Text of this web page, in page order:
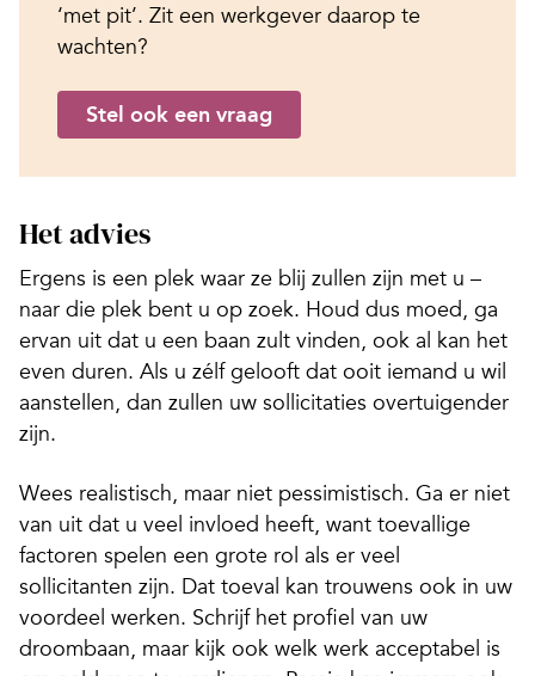
‘met pit’. Zit een werkgever daarop te
wachten?
Stel ook een vraag
Het advies
Ergens is een plek waar ze blij zullen zijn met u –
naar die plek bent u op zoek. Houd dus moed, ga
ervan uit dat u een baan zult vinden, ook al kan het
even duren. Als u zélf gelooft dat ooit iemand u wil
aanstellen, dan zullen uw sollicitaties overtuigender
zijn.
Wees realistisch, maar niet pessimistisch. Ga er niet
van uit dat u veel invloed heeft, want toevallige
factoren spelen een grote rol als er veel
sollicitanten zijn. Dat toeval kan trouwens ook in uw
voordeel werken. Schrijf het profiel van uw
droombaan, maar kijk ook welk werk acceptabel is